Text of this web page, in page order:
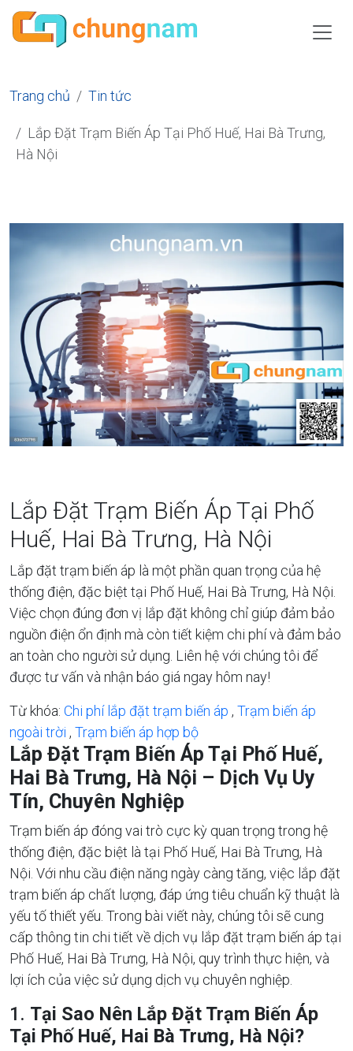
Trang chủ Tin tức
Lắp Đặt Trạm Biến Áp Tại Phố Huế, Hai Bà Trưng,
Hà Nội
Lắp Đặt Trạm Biến Áp Tại Phố
Huế, Hai Bà Trưng, Hà Nội
Lắp đặt trạm biến áp là một phần quan trọng của hệ
thống điện, đặc biệt tại Phố Huế, Hai Bà Trưng, Hà Nội.
Việc chọn đúng đơn vị lắp đặt không chỉ giúp đảm bảo
nguồn điện ổn định mà còn tiết kiệm chi phí và đảm bảo
an toàn cho người sử dụng. Liên hệ với chúng tôi để
được tư vấn và nhận báo giá ngay hôm nay!
Từ khóa: Chi phí lắp đặt trạm biến áp , Trạm biến áp
ngoài trời , Trạm biến áp hợp bộ
Lắp Đặt Trạm Biến Áp Tại Phố Huế,
Hai Bà Trưng, Hà Nội – Dịch Vụ Uy
Tín, Chuyên Nghiệp
Trạm biến áp đóng vai trò cực kỳ quan trọng trong hệ
thống điện, đặc biệt là tại Phố Huế, Hai Bà Trưng, Hà
Nội. Với nhu cầu điện năng ngày càng tăng, việc lắp đặt
trạm biến áp chất lượng, đáp ứng tiêu chuẩn kỹ thuật là
yếu tố thiết yếu. Trong bài viết này, chúng tôi sẽ cung
cấp thông tin chi tiết về dịch vụ lắp đặt trạm biến áp tại
Phố Huế, Hai Bà Trưng, Hà Nội, quy trình thực hiện, và
lợi ích của việc sử dụng dịch vụ chuyên nghiệp.
1. Tại Sao Nên Lắp Đặt Trạm Biến Áp
Tại Phố Huế, Hai Bà Trưng, Hà Nội?